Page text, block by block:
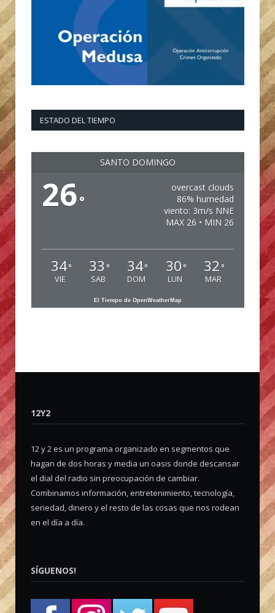
ESTADO DEL TIEMPO
SANTO DOMINGO
26°
overcast clouds
86% humedad
viento: 3m/s NNE
MAX 26 • MIN 26
34°
VIE
33 °
SAB
34°
DOM
30 °
LUN
32 °
MAR
El Tiempo de OpenWeatherMap
12Y2
12 y 2 es un programa organizado en segmentos que
hagan de dos horas y media un oasis donde descansar
el dial del radio sin preocupación de cambiar.
Combinamos información, entretenimiento, tecnología,
seriedad, dinero y el resto de las cosas que nos rodean
en el día a día.
SÍGUENOS!